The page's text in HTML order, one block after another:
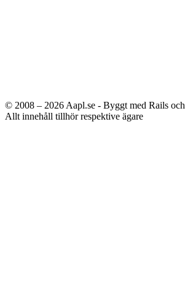
© 2008 – 2026 Aapl.se - Byggt med Rails
Allt innehåll tillhör respektive ägare